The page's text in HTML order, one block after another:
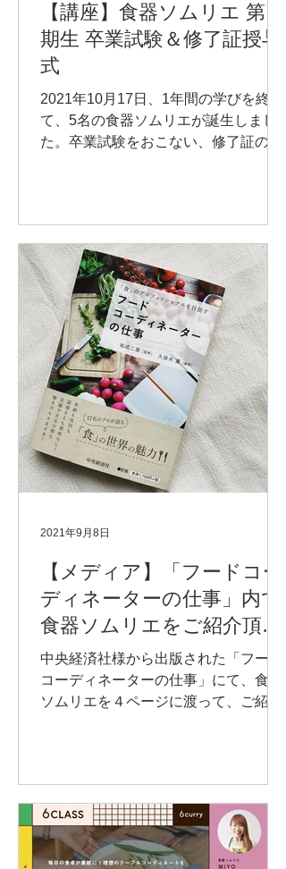
【講座】食器ソムリエ 第1
期生 卒業試験＆修了証授与
式
2021年10月17日、1年間の学びを終え
て、5名の食器ソムリエが誕生しまし
た。卒業試験をおこない、修了証の授
子 （アイウエオ順）
【メディア】「フードコー
ディネーターの仕事」内で
食器ソムリエをご紹介頂き
ました
中央経済社様から出版された「フード
コーディネーターの仕事」にて、食器
ソムリエを４ページに渡って、ご紹介
2021年9月8日